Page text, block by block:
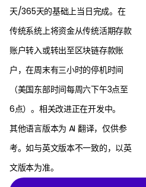
天/365天的基础上当日完成。在
传统系统上将资金从传统活期存款
账户转入或转出至区块链存款账
户，在周末有三小时的停机时间
（美国东部时间每周六下午3点至
6点）。相关改进正在开发中。
其他语言版本为 AI 翻译，仅供参
考。如与英文版本不一致的，以英
文版本为准。